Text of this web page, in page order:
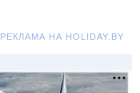
РЕКЛАМА НА HOLIDAY.BY